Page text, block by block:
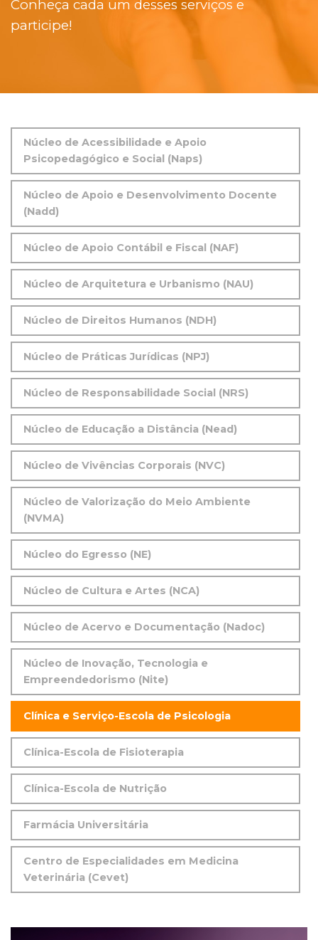
Conheça cada um desses serviços e
participe!
Núcleo de Acessibilidade e Apoio
Psicopedagógico e Social (Naps)
Núcleo de Apoio e Desenvolvimento Docente
(Nadd)
Núcleo de Apoio Contábil e Fiscal (NAF)
Núcleo de Arquitetura e Urbanismo (NAU)
Núcleo de Direitos Humanos (NDH)
Núcleo de Práticas Jurídicas (NPJ)
Núcleo de Responsabilidade Social (NRS)
Núcleo de Educação a Distância (Nead)
Núcleo de Vivências Corporais (NVC)
Núcleo de Valorização do Meio Ambiente
(NVMA)
Núcleo do Egresso (NE)
Núcleo de Cultura e Artes (NCA)
Núcleo de Acervo e Documentação (Nadoc)
Núcleo de Inovação, Tecnologia e
Empreendedorismo (Nite)
Clínica e Serviço-Escola de Psicologia
Clínica-Escola de Fisioterapia
Clínica-Escola de Nutrição
Farmácia Universitária
Centro de Especialidades em Medicina
Veterinária (Cevet)